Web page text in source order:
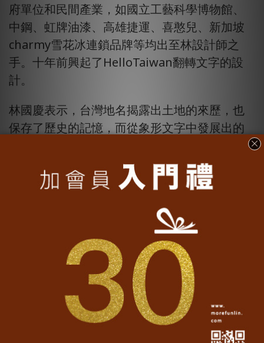
府單位和民間產業，如國立工藝科學博物館、
中鋼、虹牌油漆、高雄捷運、喜憨兒、新加坡
charmy雪花冰連鎖品牌等均出至林設計師之
手。十年前興起了HelloTaiwan翻轉文字的設
計。
林國慶表示，台灣地名揭露出土地的來歷，也
保存了歷史的記憶，而從象形文字中發展出的
經過抽絲剝繭運用土地來歷和文字地名翻轉
後，產生無限的想像和魔術般的趣味，截至目
為了更生動展現翻轉文字的趣味及台灣在地特
色，一卡通也使用特殊印法，將平面的卡片層
次提升，除視覺上的變化外，更加上觸覺上的
體驗。一卡通表示，一卡通與民眾生活最為貼
近，也是來台旅客最先接觸臺灣的電子票證，
本系列票卡除為文創商品外，亦具有保存在地
文化及發揚推廣之意義，可將台灣推向全世